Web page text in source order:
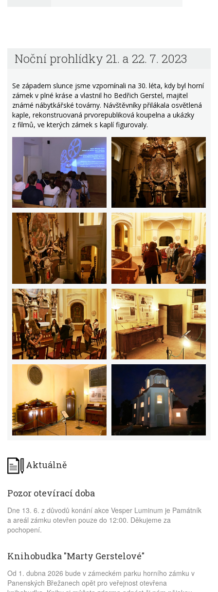
Noční prohlídky 21. a 22. 7. 2023
Se západem slunce jsme vzpomínali na 30. léta, kdy byl horní
zámek v plné kráse a vlastnil ho Bedřich Gerstel, majitel
známé nábytkářské továrny. Návštěvníky přilákala osvětlená
kaple, rekonstruovaná prvorepubliková koupelna a ukázky
z filmů, ve kterých zámek s kaplí figurovaly.
Aktuálně
Pozor otevírací doba
Dne 13. 6. z důvodů konání akce Vesper Luminum je Památník
a areál zámku otevřen pouze do 12:00. Děkujeme za
pochopení.
Knihobudka "Marty Gerstelové"
Od 1. dubna 2026 bude v zámeckém parku horního zámku v
Panenských Břežanech opět pro veřejnost otevřena